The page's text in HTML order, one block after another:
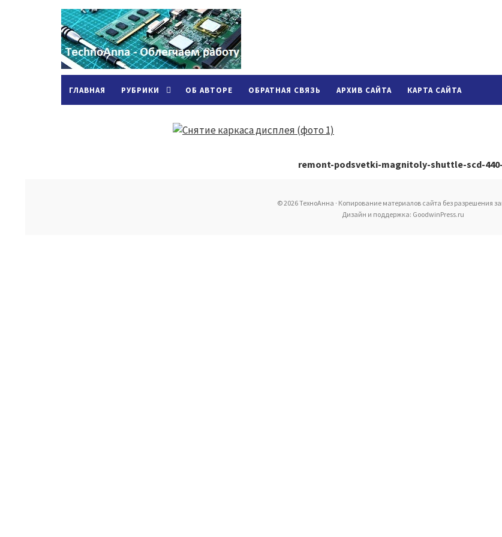
ГЛАВНАЯ РУБРИКИ ОБ АВТОРЕ ОБРАТНАЯ СВЯЗЬ АРХИВ САЙТА КАРТА САЙТА
remont-podsvetki-magnitoly-shuttle-scd-
© 2026 ТехноАнна · Копирование материалов сайта без разрешения
Дизайн и поддержка: GoodwinPress.ru